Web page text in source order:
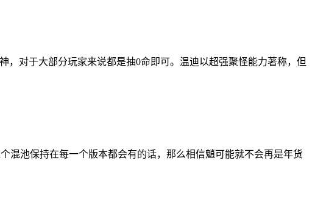
，对于大部分玩家来说都是抽0命即可。温迪以超强聚怪能力著称，但
混池保持在每一个版本都会有的话，那么相信魈可能就不会再是年货